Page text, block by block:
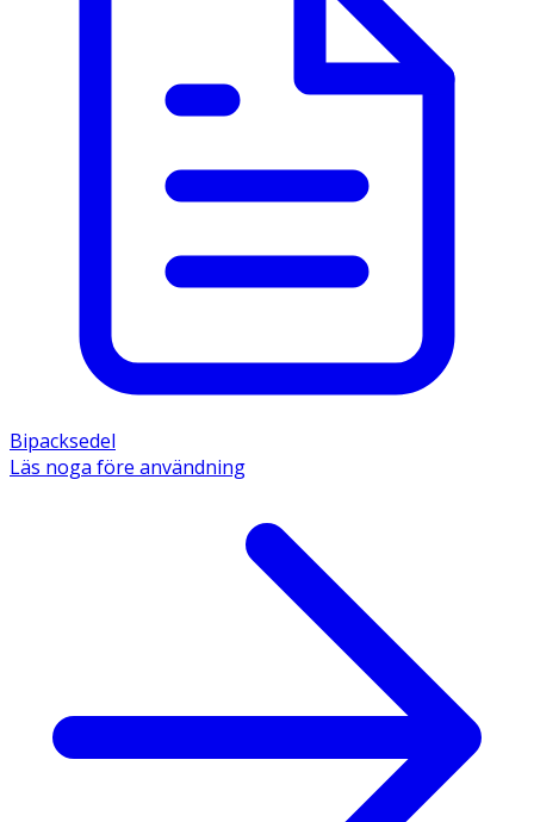
Bipacksedel
Läs noga före användning